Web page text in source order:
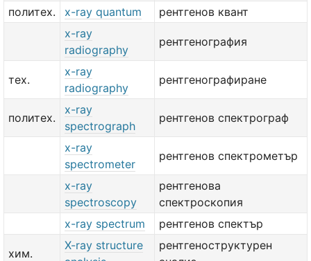
политех.
x-ray quantum
рентгенов квант
x-ray
radiography
рентгенография
тех.
x-ray
radiography
рентгенографиране
политех.
x-ray
spectrograph
рентгенов спектрограф
x-ray
spectrometer
рентгенов спектрометър
x-ray
spectroscopy
рентгенова
спектроскопия
x-ray spectrum
рентгенов спектър
хим.
X-ray structure
рентгеноструктурен